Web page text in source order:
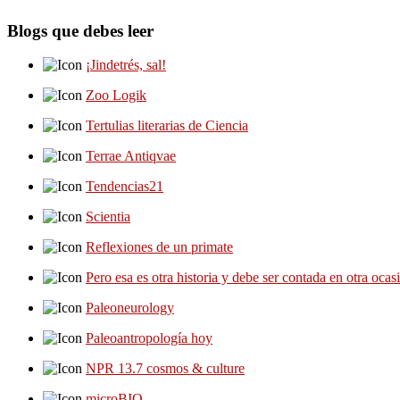
Blogs que debes leer
¡Jindetrés, sal!
Zoo Logik
Tertulias literarias de Ciencia
Terrae Antiqvae
Tendencias21
Scientia
Reflexiones de un primate
Pero esa es otra historia y debe ser contada en otra
Paleoneurology
Paleoantropología hoy
NPR 13.7 cosmos & culture